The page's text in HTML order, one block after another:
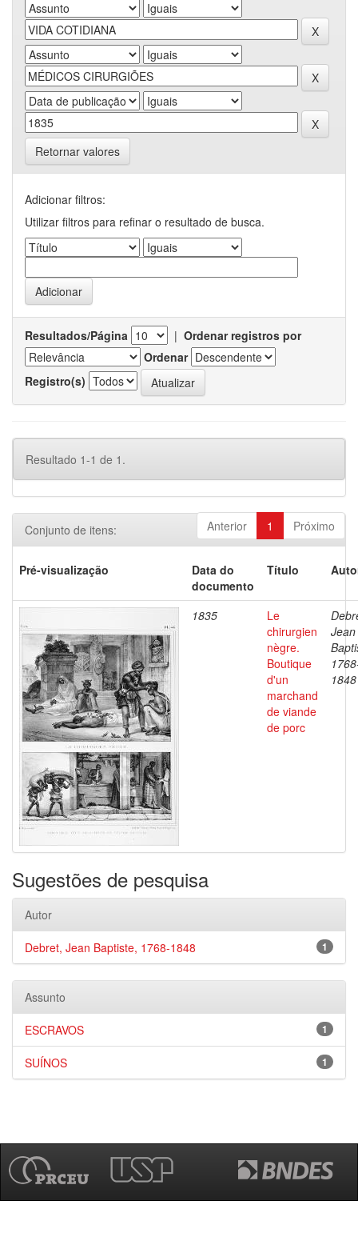
Retornar valores
Adicionar filtros:
Utilizar filtros para refinar o resultado de busca.
Resultados/Página | Ordenar registros por
Ordenar
Registro(s)
Resultado 1-1 de 1.
Anterior 1 Próximo
Conjunto de itens:
Pré-visualização
Data do
documento
Título
1835
Le
chirurgien
nègre.
Boutique
d'un
marchand
de viande
de porc
Jean
1848
Sugestões de pesquisa
Autor
1
Debret, Jean Baptiste, 1768-1848
Assunto
1
ESCRAVOS
1
SUÍNOS